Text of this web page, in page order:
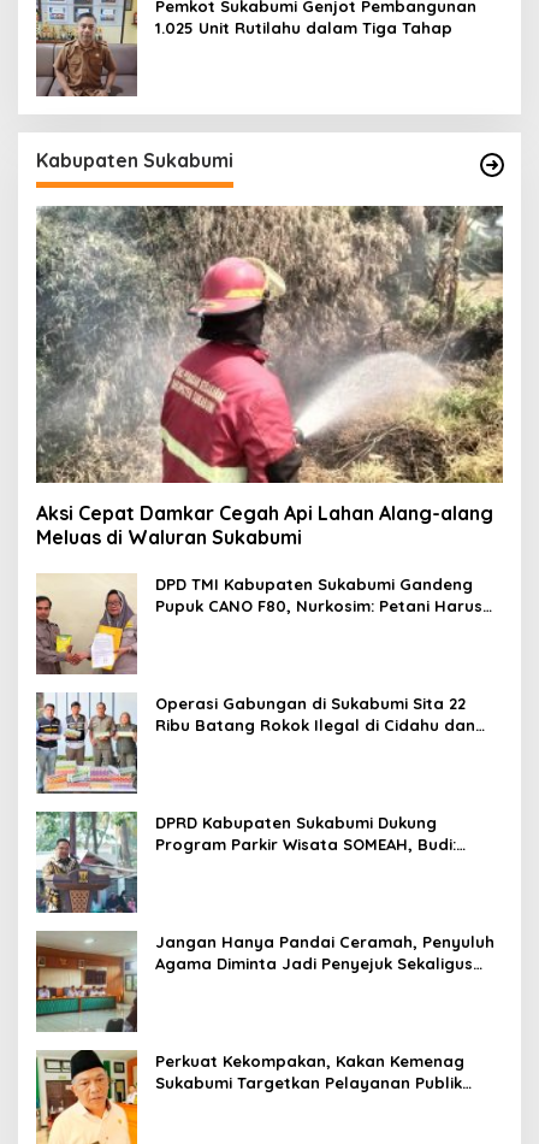
Pemkot Sukabumi Genjot Pembangunan
1.025 Unit Rutilahu dalam Tiga Tahap
Kabupaten Sukabumi
Aksi Cepat Damkar Cegah Api Lahan Alang-alang
Meluas di Waluran Sukabumi
DPD TMI Kabupaten Sukabumi Gandeng
Pupuk CANO F80, Nurkosim: Petani Harus
Operasi Gabungan di Sukabumi Sita 22
Ribu Batang Rokok Ilegal di Cidahu dan
DPRD Kabupaten Sukabumi Dukung
Program Parkir Wisata SOMEAH, Budi:
Jangan Hanya Pandai Ceramah, Penyuluh
Agama Diminta Jadi Penyejuk Sekaligus
Perkuat Kekompakan, Kakan Kemenag
Sukabumi Targetkan Pelayanan Publik